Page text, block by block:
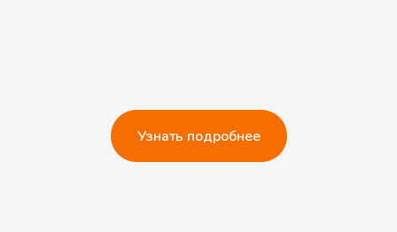
Узнать подробнее